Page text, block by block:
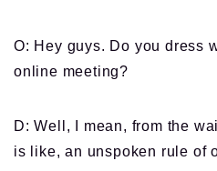
O: Hey guys. Do you dress
online meeting?
D: Well, I mean, from the
is like, an unspoken rule of